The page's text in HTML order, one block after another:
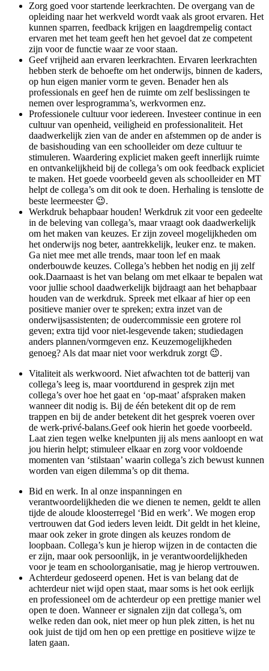
Zorg goed voor startende leerkrachten. De overgang van de
opleiding naar het werkveld wordt vaak als groot ervaren. Het
kunnen sparren, feedback krijgen en laagdrempelig contact
ervaren met het team geeft hen het gevoel dat ze competent
zijn voor de functie waar ze voor staan.
Geef vrijheid aan ervaren leerkrachten. Ervaren leerkrachten
hebben sterk de behoefte om het onderwijs, binnen de kaders,
op hun eigen manier vorm te geven. Benader hen als
professionals en geef hen de ruimte om zelf beslissingen te
nemen over lesprogramma’s, werkvormen enz.
Professionele cultuur voor iedereen. Investeer continue in een
cultuur van openheid, veiligheid en professionaliteit. Het
daadwerkelijk zien van de ander en afstemmen op de ander is
de basishouding van een schoolleider om deze cultuur te
stimuleren. Waardering expliciet maken geeft innerlijk ruimte
en ontvankelijkheid bij de collega’s om ook feedback expliciet
te maken. Het goede voorbeeld geven als schoolleider en MT
helpt de collega’s om dit ook te doen. Herhaling is tenslotte de
beste leermeester 😉.
Werkdruk behapbaar houden! Werkdruk zit voor een gedeelte
in de beleving van collega’s, maar vraagt ook daadwerkelijk
om het maken van keuzes. Er zijn zoveel mogelijkheden om
het onderwijs nog beter, aantrekkelijk, leuker enz. te maken.
Ga niet mee met alle trends, maar toon lef en maak
onderbouwde keuzes. Collega’s hebben het nodig en jij zelf
ook.Daarnaast is het van belang om met elkaar te bepalen wat
voor jullie school daadwerkelijk bijdraagt aan het behapbaar
houden van de werkdruk. Spreek met elkaar af hier op een
positieve manier over te spreken; extra inzet van de
onderwijsassistenten; de oudercommissie een grotere rol
geven; extra tijd voor niet-lesgevende taken; studiedagen
anders plannen/vormgeven enz. Keuzemogelijkheden
genoeg? Als dat maar niet voor werkdruk zorgt 😉.
Vitaliteit als werkwoord. Niet afwachten tot de batterij van
collega’s leeg is, maar voortdurend in gesprek zijn met
collega’s over hoe het gaat en ‘op-maat’ afspraken maken
wanneer dit nodig is. Bij de één betekent dit op de rem
trappen en bij de ander betekent dit het gesprek voeren over
de werk-privé-balans.Geef ook hierin het goede voorbeeld.
Laat zien tegen welke knelpunten jij als mens aanloopt en wat
jou hierin helpt; stimuleer elkaar en zorg voor voldoende
momenten van ‘stilstaan’ waarin collega’s zich bewust kunnen
worden van eigen dilemma’s op dit thema.
Bid en werk. In al onze inspanningen en
verantwoordelijkheden die we dienen te nemen, geldt te allen
tijde de aloude kloosterregel ‘Bid en werk’. We mogen erop
vertrouwen dat God ieders leven leidt. Dit geldt in het kleine,
maar ook zeker in grote dingen als keuzes rondom de
loopbaan. Collega’s kun je hierop wijzen in de contacten die
er zijn, maar ook persoonlijk, in je verantwoordelijkheden
voor je team en schoolorganisatie, mag je hierop vertrouwen.
Achterdeur gedoseerd openen. Het is van belang dat de
achterdeur niet wijd open staat, maar soms is het ook eerlijk
en professioneel om de achterdeur op een prettige manier wel
open te doen. Wanneer er signalen zijn dat collega’s, om
welke reden dan ook, niet meer op hun plek zitten, is het nu
ook juist de tijd om hen op een prettige en positieve wijze te
laten gaan.